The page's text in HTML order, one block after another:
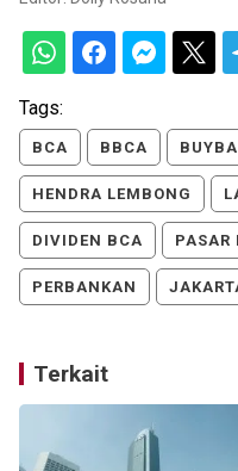
Tags:
BCA BBCA
HENDRA LEMBONG
DIVIDEN BCA PASAR
PERBANKAN
Terkait